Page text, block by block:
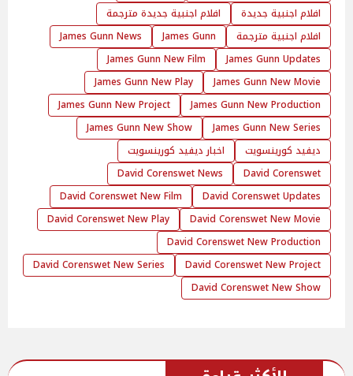
افلام اجنبية جديدة
افلام اجنبية جديدة مترجمة
افلام اجنبية مترجمة
James Gunn
James Gunn News
James Gunn Updates
James Gunn New Film
James Gunn New Movie
James Gunn New Play
James Gunn New Production
James Gunn New Project
James Gunn New Series
James Gunn New Show
ديفيد كورينسويت
اخبار ديفيد كورينسويت
David Corenswet
David Corenswet News
David Corenswet Updates
David Corenswet New Film
David Corenswet New Movie
David Corenswet New Play
David Corenswet New Production
David Corenswet New Project
David Corenswet New Series
David Corenswet New Show